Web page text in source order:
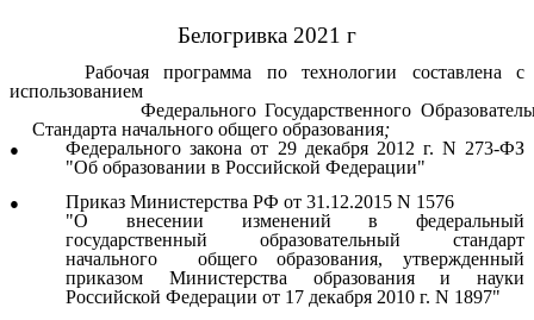
Белогривка 2021 г
Рабочая программа по технологии составлена с
использованием
Федерального Государственного
Стандарта начального общего образования;
Федерального закона от 29 декабря 2012 г. N 273-ФЗ
"Об образовании в Российской Федерации"
Приказ Министерства РФ от 31.12.2015 N 1576
"О внесении изменений в федеральный
государственный образовательный стандарт
начального общего образования, утвержденный
приказом Министерства образования и науки
Российской Федерации от 17 декабря 2010 г. N 1897"